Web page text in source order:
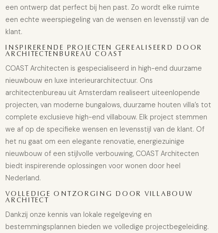
een ontwerp dat perfect bij hen past. Zo wordt elke ruimte
een echte weerspiegeling van de wensen en levensstijl van de
klant.
INSPIRERENDE PROJECTEN GEREALISEERD DOOR
ARCHITECTENBUREAU COAST
COAST Architecten is gespecialiseerd in high-end duurzame
nieuwbouw en luxe interieurarchitectuur. Ons
architectenbureau uit Amsterdam realiseert uiteenlopende
projecten, van moderne bungalows, duurzame houten villa’s tot
complete exclusieve high-end villabouw. Elk project stemmen
we af op de specifieke wensen en levensstijl van de klant. Of
het nu gaat om een elegante renovatie, energiezuinige
nieuwbouw of een stijlvolle verbouwing, COAST Architecten
biedt inspirerende oplossingen voor wonen door heel
Nederland.
VOLLEDIGE ONTZORGING DOOR VILLABOUW
ARCHITECT
Dankzij onze kennis van lokale regelgeving en
bestemmingsplannen bieden we volledige projectbegeleiding.